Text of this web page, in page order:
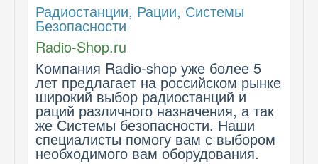
Радиостанции, Рации, Системы
Безопасности
Radio-Shop.ru
Компания Radio-shop уже более 5
лет предлагает на российском рынке
широкий выбор радиостанций и
раций различного назначения, а так
же Системы безопасности. Наши
специалисты помогу вам с выбором
необходимого вам оборудования.